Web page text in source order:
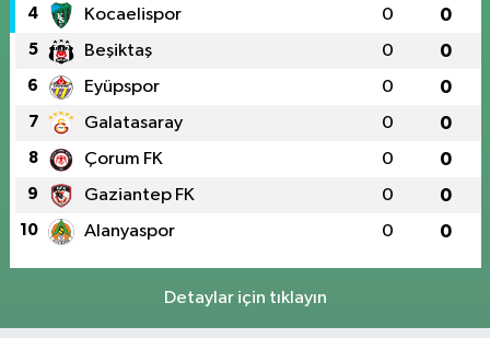
4 Kocaelispor 0 0
5 Beşiktaş 0 0
6 Eyüpspor 0 0
7 Galatasaray 0 0
8 Çorum FK 0 0
9 Gaziantep FK 0 0
10 Alanyaspor 0 0
Detaylar için tıklayın